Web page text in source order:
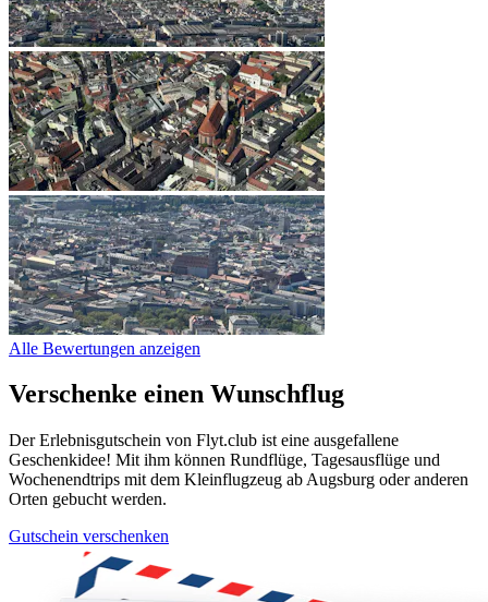
Alle Bewertungen anzeigen
Verschenke einen Wunschflug
Der Erlebnisgutschein von Flyt.club ist eine ausgefallene
Geschenkidee! Mit ihm können Rundflüge, Tagesausflüge und
Wochenendtrips mit dem Kleinflugzeug ab Augsburg oder anderen
Orten gebucht werden.
Gutschein verschenken